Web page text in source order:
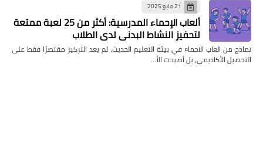
21 مايو 2025
ألعاب الإحماء المدرسية: أكثر من 25 لعبة ممتعة
لتحفيز النشاط البدني لدى الطلاب
نماذج من العاب الاحماء في بيئة التعليم الحديث، لم يعد التركيز مقتصرًا فقط على
التحصيل الأكاديمي، بل أصبحت الأ…